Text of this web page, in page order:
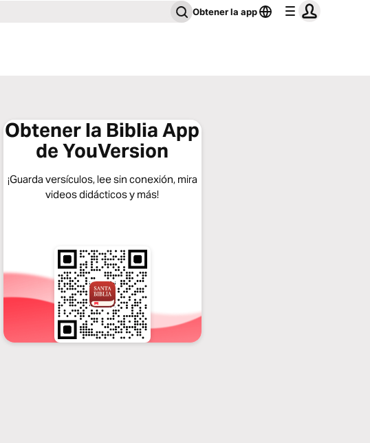
Obtener la app
Obtener la Biblia App
de YouVersion
¡Guarda versículos, lee sin conexión, mira
videos didácticos y más!